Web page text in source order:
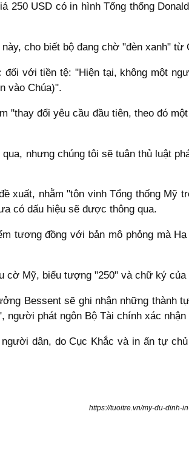
USD có in hình Tổng thống
cho biết bộ đang chờ "đèn xanh"
với tiền tệ: "Hiện tại, không một
vào Chúa)".
đổi yêu cầu đầu tiên, theo đó
nhưng chúng tôi sẽ tuân thủ luật
xuất, nhằm "tôn vinh Tổng thống Mỹ
có dấu hiệu sẽ được thông qua.
tương đồng với bản mô phỏng mà
cờ Mỹ, biểu tượng "250" và chữ ký của
Bessent sẽ ghi nhận những thành
người phát ngôn Bộ Tài chính xác
dân, do Cục Khắc và in ấn tự
https://tuoitre.vn/my-du-dinh-